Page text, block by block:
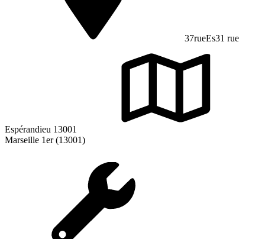
37rueEs31 rue
Espérandieu 13001
Marseille 1er (13001)